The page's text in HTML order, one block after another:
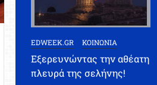
EDWEEK.GR ΚΟΙΝΩΝΙΑ
Εξερευνώντας την αθέατη
πλευρά της σελήνης!